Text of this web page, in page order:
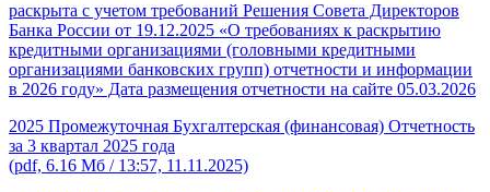
раскрыта с учетом требований Решения Совета Директоров
Банка России от 19.12.2025 «О требованиях к раскрытию
кредитными организациями (головными кредитными
организациями банковских групп) отчетности и информации
в 2026 году» Дата размещения отчетности на сайте 05.03.2026
2025 Промежуточная Бухгалтерская (финансовая) Отчетность
за 3 квартал 2025 года
(pdf, 6.16 Мб / 13:57, 11.11.2025)